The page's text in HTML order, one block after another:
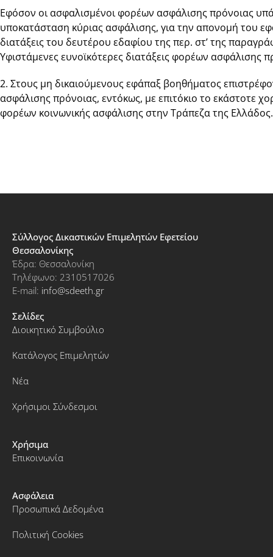
Εφόσον οι ασφαλισμένοι φορέων ασφάλισης πρόνοιας
υποκατάσταση κύριας ασφάλισης, για την απονομή του
διατάξεις του δευτέρου εδαφίου της περ. στ’ της
Υφιστάμενες ευνοϊκότερες διατάξεις φορέων
2. Στους μη δικαιούμενους εφάπαξ βοηθήματος
ασφάλισης πρόνοιας, εντόκως, με επιτόκιο το εκάστοτε
φορέων κοινωνικής ασφάλισης στην Τράπεζα της Ελλάδος.
Σύλλογος Δικαστικών Επιμελητών Εφετείου
Θεσσαλονίκης
Έδρα: Θεσσαλονίκη
Τηλέφωνο: 2310517026
E-mail: info@sdeeth.gr
Σελίδες
Διοικητικό Συμβούλιο
Κατάλογος Επιμελητών
Νέα
Χρήσιμοι Σύνδεσμοι
Χρήσιμα
Επικοινωνία
Ασφάλεια
Προσωπικά Δεδομένα
Πολιτική Cookies